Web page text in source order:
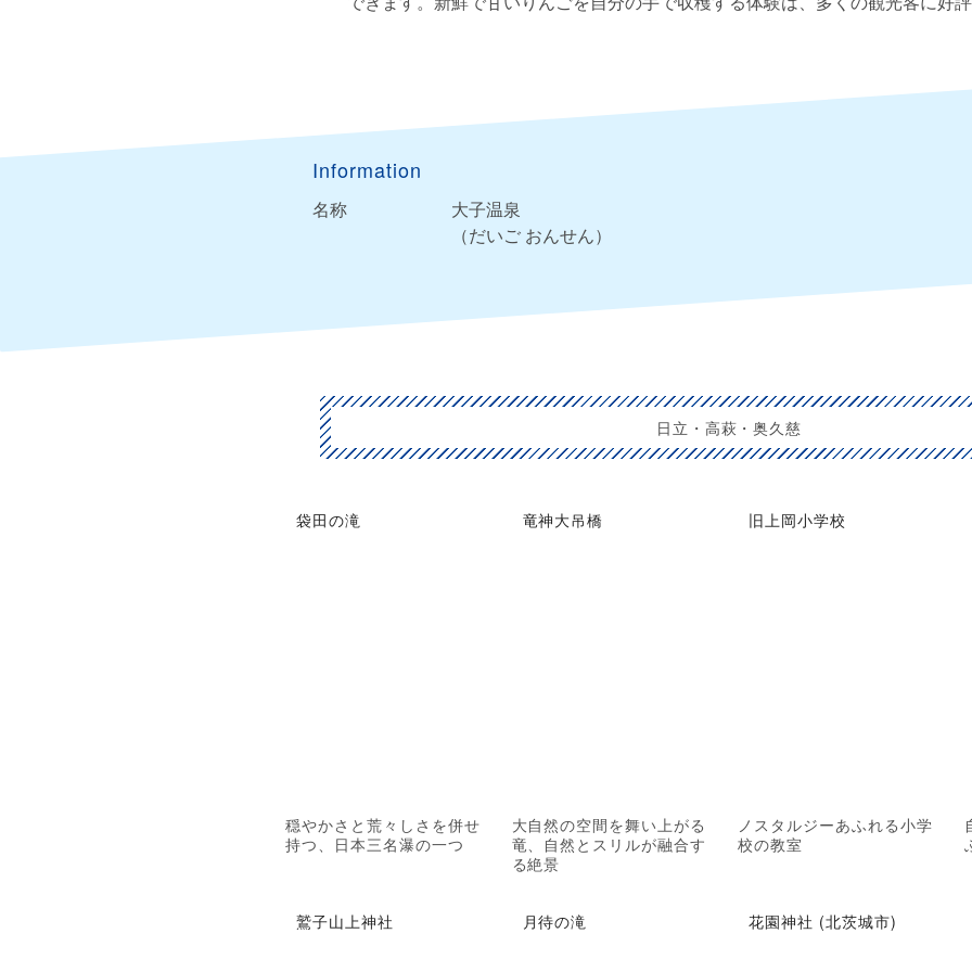
Information
名称
大子温泉
（だいご おんせん）
日立・高萩・奥久慈
袋田の滝
穏やかさと荒々しさを併せ
持つ、日本三名瀑の一つ
竜神大吊橋
大自然の空間を舞い上がる
竜、自然とスリルが融合す
る絶景
旧上岡小学校
ノスタルジーあふれる小学
校の教室
鷲子山上神社 月待の滝 花園神社 (北茨城市)